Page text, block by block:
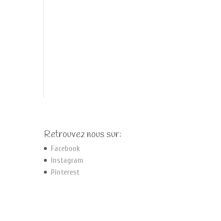
Retrouvez nous sur:
Facebook
Instagram
Pinterest